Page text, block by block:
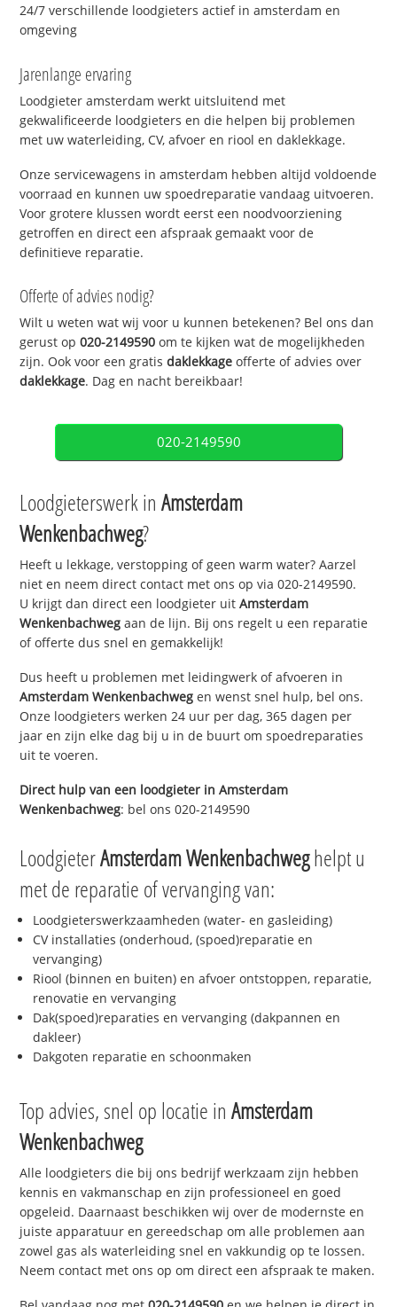
24/7 verschillende loodgieters actief in amsterdam en
omgeving
Jarenlange ervaring
Loodgieter amsterdam werkt uitsluitend met
gekwalificeerde loodgieters en die helpen bij problemen
met uw waterleiding, CV, afvoer en riool en daklekkage.
Onze servicewagens in amsterdam hebben altijd voldoende
voorraad en kunnen uw spoedreparatie vandaag uitvoeren.
Voor grotere klussen wordt eerst een noodvoorziening
getroffen en direct een afspraak gemaakt voor de
definitieve reparatie.
Offerte of advies nodig?
Wilt u weten wat wij voor u kunnen betekenen? Bel ons dan
gerust op020-2149590 om te kijken wat de mogelijkheden
zijn. Ook voor een gratisdaklekkage offerte of advies over
daklekkage. Dag en nacht bereikbaar!
020-2149590
Loodgieterswerk inAmsterdam
Wenkenbachweg?
Heeft u lekkage, verstopping of geen warm water? Aarzel
niet en neem direct contact met ons op via 020-2149590.
U krijgt dan direct een loodgieter uitAmsterdam
Wenkenbachweg aan de lijn. Bij ons regelt u een reparatie
of offerte dus snel en gemakkelijk!
Dus heeft u problemen met leidingwerk of afvoeren in
Amsterdam Wenkenbachweg en wenst snel hulp, bel ons.
Onze loodgieters werken 24 uur per dag, 365 dagen per
jaar en zijn elke dag bij u in de buurt om spoedreparaties
uit te voeren.
Direct hulp van een loodgieter inAmsterdam
Wenkenbachweg: bel ons 020-2149590
LoodgieterAmsterdam Wenkenbachweghelpt u
met de reparatie of vervanging van:
Loodgieterswerkzaamheden (water- en gasleiding)
CV installaties (onderhoud, (spoed)reparatie en
vervanging)
Riool (binnen en buiten) en afvoer ontstoppen, reparatie,
renovatie en vervanging
Dak(spoed)reparaties en vervanging (dakpannen en
dakleer)
Dakgoten reparatie en schoonmaken
Top advies, snel op locatie inAmsterdam
Wenkenbachweg
Alle loodgieters die bij ons bedrijf werkzaam zijn hebben
kennis en vakmanschap en zijn professioneel en goed
opgeleid. Daarnaast beschikken wij over de modernste en
juiste apparatuur en gereedschap om alle problemen aan
zowel gas als waterleiding snel en vakkundig op te lossen.
Neem contact met ons op om direct een afspraak te maken.